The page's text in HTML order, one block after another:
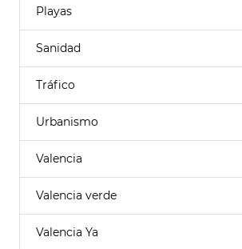
Playas
Sanidad
Tráfico
Urbanismo
Valencia
Valencia verde
Valencia Ya